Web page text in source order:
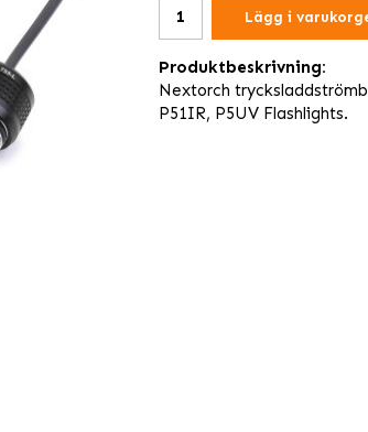
Lägg i
Produktbeskrivning:
Nextorch
P51IR, P5UV Flashlights.